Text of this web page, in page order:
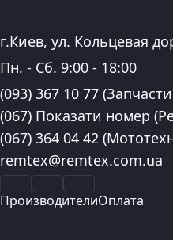
Адрес:
г.Киев, ул. Кольцевая
График работы:
Пн. - Сб. 9:00 - 18:00
Контактные номера
(093) 367 10 77
(067) Показати номер
(067) 364 04 42
Электронная почта:
remtex@remtex.com.ua
ПроизводителиОплата